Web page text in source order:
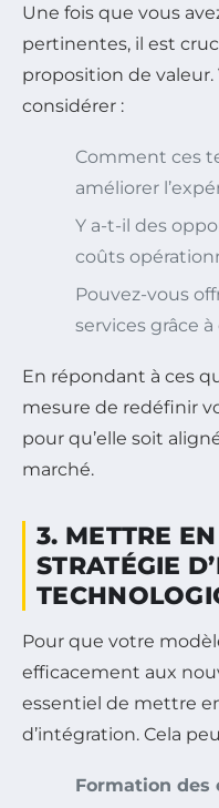
Une fois que vous
pertinentes, il est
proposition de
considérer :
Comment ces
améliorer
Y a-t-il des
coûts
Pouvez-vous
services grâce
En répondant à ces
mesure de redéfinir
pour qu’elle soit
marché.
3. METTRE
STRATÉGIE
Pour que votre
efficacement aux
essentiel de mettre
d’intégration. Cela
Formation des